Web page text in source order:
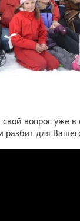
вопрос уже в
разбит для